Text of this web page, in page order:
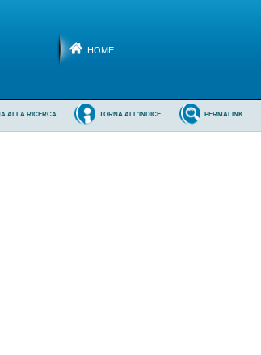
HOME
PERMALINK
TORNA ALL'INDICE
ALLA RICERCA